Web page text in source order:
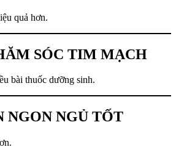
quả hơn.
SÓC TIM MẠCH
bài thuốc dưỡng sinh.
NGON NGỦ TỐT